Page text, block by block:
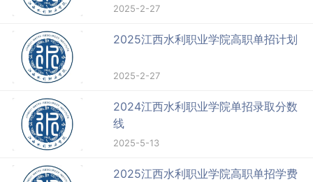
2025-2-27
2025江西水利职业学院高职单招计划
2025-2-27
2024江西水利职业学院单招录取分数
线
2025-5-13
2025江西水利职业学院高职单招学费